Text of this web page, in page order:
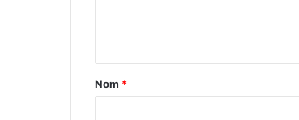
t
a
Nom *